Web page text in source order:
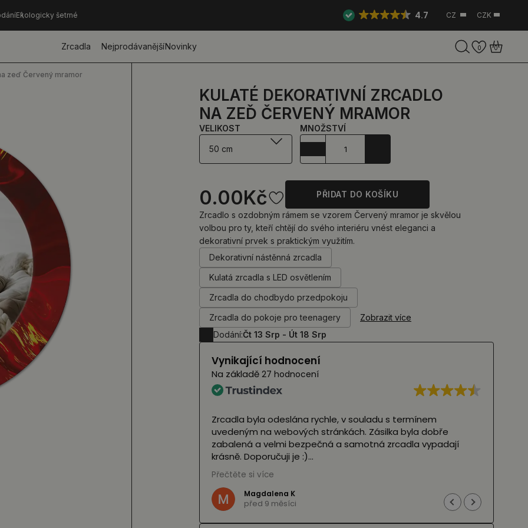
Ekologicky šetrné 4.7 CZ CZK
Zrcadla NejprodávanějšíNovinky 0 0
zeď Červený mramor
KULATÉ DEKORATIVNÍ ZRCADLO
NA ZEĎ ČERVENÝ MRAMOR
VELIKOST
50 cm
MNOŽSTVÍ
0.00Kč PŘIDAT DO KOŠÍKU
Zrcadlo s ozdobným rámem se vzorem Červený mramor je skvělou
volbou pro ty, kteří chtějí do svého interiéru vnést eleganci a
dekorativní prvek s praktickým využitím.
Dekorativní nástěnná zrcadla
Kulatá zrcadla s LED osvětlením
Zrcadla do chodbydo przedpokoju
Zrcadla do pokoje pro teenagery
Zobrazit více
Dodání:Čt 13 Srp - Út 18 Srp
Vynikající hodnocení
Na základě 27 hodnocení
Zrcadla byla odeslána rychle, v souladu s termínem
uvedeným na webových stránkách. Zásilka byla dobře
zabalená a velmi bezpečná a samotná zrcadla vypadají
krásně. Doporučuji je :)
(Přeloženo Google,
Přečtěte si více
Magdalena K
před 9 měsíci